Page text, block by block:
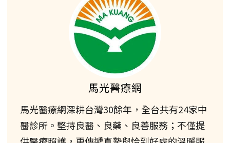
馬光醫療網
馬光醫療網深耕台灣30餘年，全台共有24家中
醫診所。堅持良醫、良藥、良善服務；不僅提